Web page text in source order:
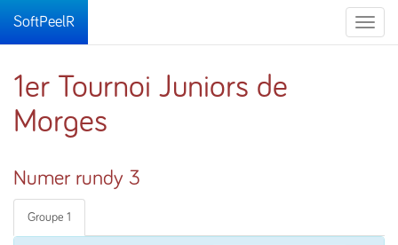
Toggle
SoftPeelR
1er Tournoi Juniors de
Morges
Numer rundy 3
Groupe 1